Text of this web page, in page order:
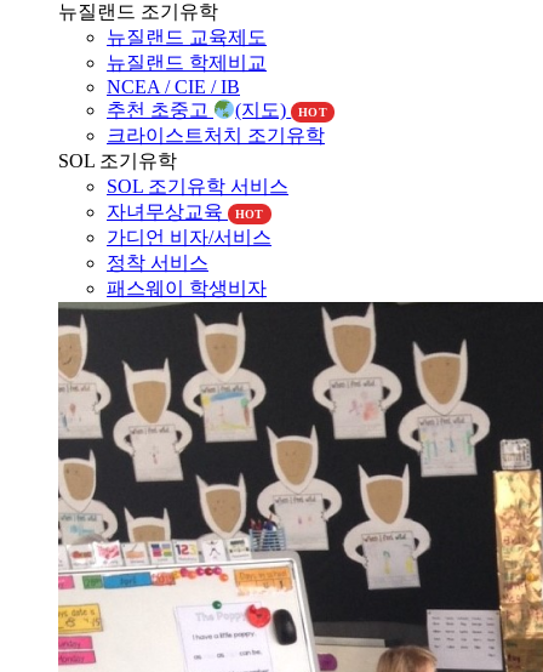
뉴질랜드 교육제도
뉴질랜드 학제비교
NCEA / CIE / IB
추천 초중고
(지도)
크라이스트처치 조기유학
SOL 조기유학
SOL 조기유학 서비스
자녀무상교육
HOT
가디언 비자/서비스
정착 서비스
패스웨이 학생비자